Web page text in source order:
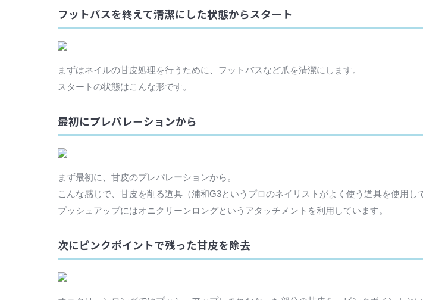
フットバスを終えて清潔にした状態からスタート
まずはネイルの甘皮処理を行うために、フットバスなど爪を清潔にします。
スタートの状態はこんな形です。
最初にプレパレーションから
まず最初に、甘皮のプレパレーションから。
こんな感じで、甘皮を削る道具（浦和G3というプロのネイリストがよく使う道具を使用し
プッシュアップにはオニクリーンロングというアタッチメントを利用しています。
次にピンクポイントで残った甘皮を除去